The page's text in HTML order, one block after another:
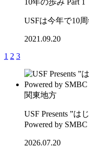
10年の歩み Part 1
USFは今年で10
2021.09.20
1 2 3
関東地方
USF Presents ”は
Powered by
2026.07.20